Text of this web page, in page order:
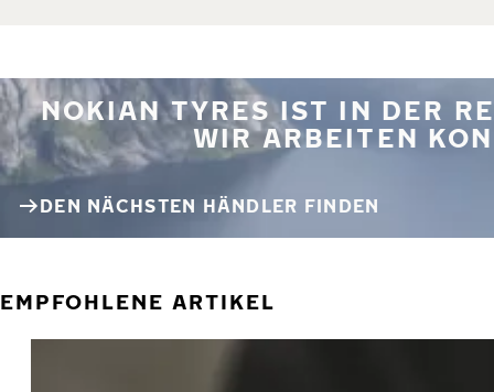
NOKIAN TYRES IST IN DER
WIR ARBEITEN
DEN NÄCHSTEN HÄNDLER FINDEN
EMPFOHLENE ARTIKEL